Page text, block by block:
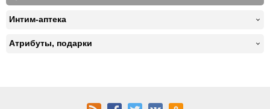
Интим-аптека
Атрибуты, подарки